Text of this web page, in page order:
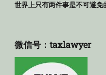
世界上只有两件事是不可避免
微信号：taxlawyer